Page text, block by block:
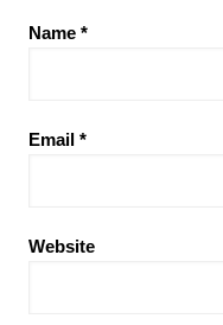
Name *
Email *
Website